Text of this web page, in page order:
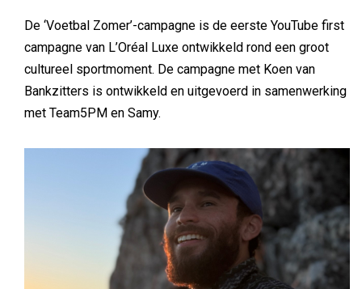
De ‘Voetbal Zomer’-campagne is de eerste YouTube first
campagne van L’Oréal Luxe ontwikkeld rond een groot
cultureel sportmoment. De campagne met Koen van
Bankzitters is ontwikkeld en uitgevoerd in samenwerking
met Team5PM en Samy.